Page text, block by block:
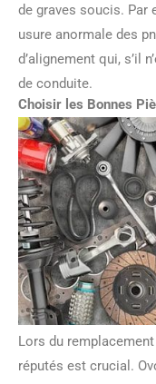
de graves soucis. Par
usure anormale des
d’alignement qui, s’il
de conduite.
Choisir les Bonnes
Lors du
réputés est crucial.